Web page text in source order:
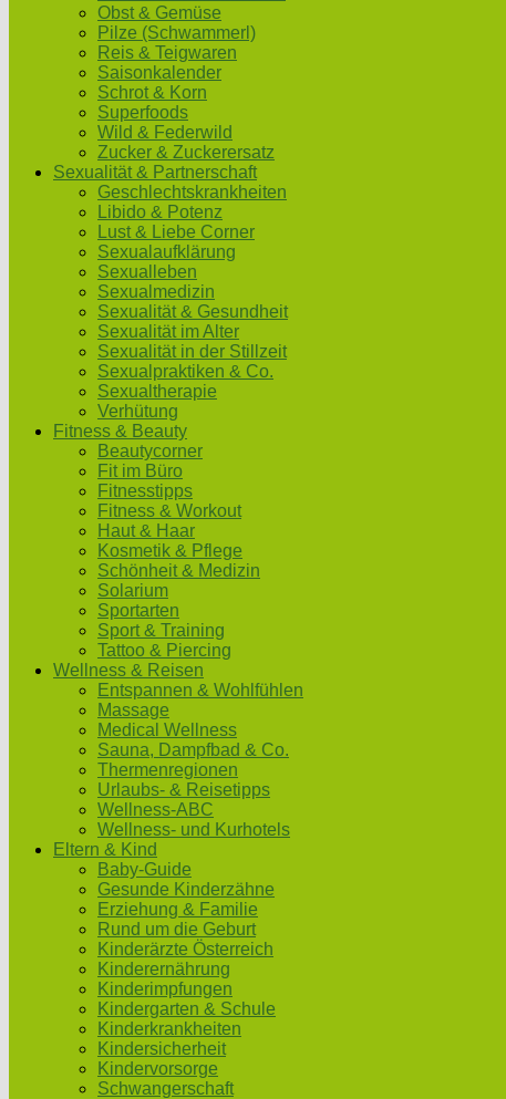
Obst & Gemüse
Pilze (Schwammerl)
Reis & Teigwaren
Saisonkalender
Schrot & Korn
Superfoods
Wild & Federwild
Zucker & Zuckerersatz
Sexualität & Partnerschaft
Geschlechtskrankheiten
Libido & Potenz
Lust & Liebe Corner
Sexualaufklärung
Sexualleben
Sexualmedizin
Sexualität & Gesundheit
Sexualität im Alter
Sexualität in der Stillzeit
Sexualpraktiken & Co.
Sexualtherapie
Verhütung
Fitness & Beauty
Beautycorner
Fit im Büro
Fitnesstipps
Fitness & Workout
Haut & Haar
Kosmetik & Pflege
Schönheit & Medizin
Solarium
Sportarten
Sport & Training
Tattoo & Piercing
Wellness & Reisen
Entspannen & Wohlfühlen
Massage
Medical Wellness
Sauna, Dampfbad & Co.
Thermenregionen
Urlaubs- & Reisetipps
Wellness-ABC
Wellness- und Kurhotels
Eltern & Kind
Baby-Guide
Gesunde Kinderzähne
Erziehung & Familie
Rund um die Geburt
Kinderärzte Österreich
Kinderernährung
Kinderimpfungen
Kindergarten & Schule
Kinderkrankheiten
Kindersicherheit
Kindervorsorge
Schwangerschaft